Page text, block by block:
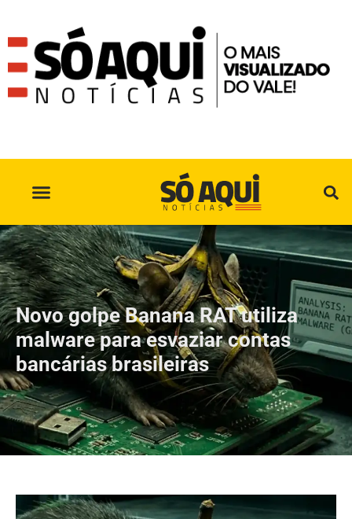
Novo golpe Banana RAT utiliza
malware para esvaziar contas
bancárias brasileiras